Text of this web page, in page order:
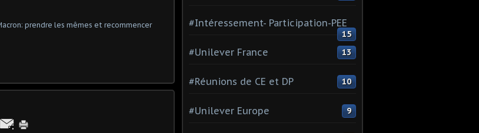
#Intéressement- Participation-PEE
15
#Unilever France 13
#Réunions de CE et DP 10
#Unilever Europe 9